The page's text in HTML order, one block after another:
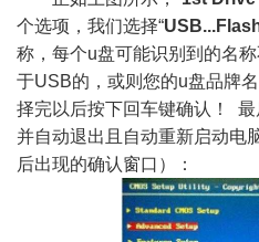
个选项，我们选择“
称，每个u盘可能识别到的名
于USB的，或则您的u盘品牌
择完以后按下回车键确认！
并自动退出且自动重新启动电
后出现的确认窗口）：